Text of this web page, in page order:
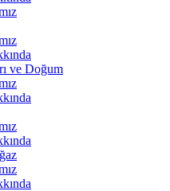
ve Doğum